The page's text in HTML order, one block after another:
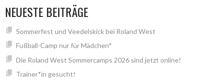
NEUESTE BEITRÄGE
Sommerfest und Veedelskick bei Roland West
Fußball-Camp nur für Mädchen*
Die Roland West Sommercamps 2026 sind jetzt online!
Trainer*in gesucht!